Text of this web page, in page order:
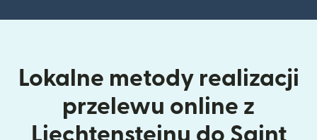
Lokalne metody realizacji
przelewu online z
Liechtensteinu do Saint